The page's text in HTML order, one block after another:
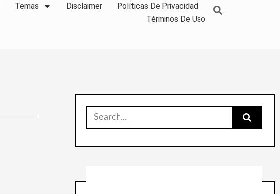
Temas Disclaimer
Políticas De Privacidad
Términos De Uso